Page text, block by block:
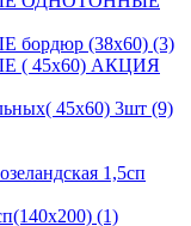
(38х60) (3)
( 45х60) АКЦИЯ
45х60) 3шт (9)
1,5сп
(1)